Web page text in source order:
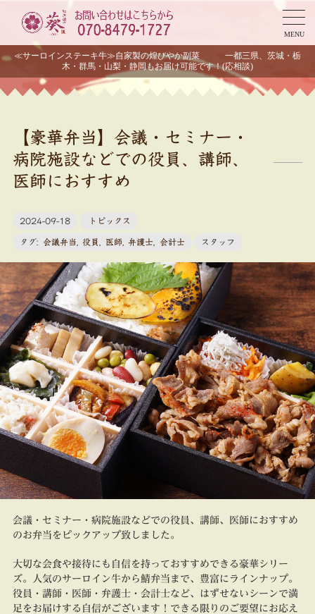
MENU
≪サーロインステーキ牛≫自家製の煌びやか副菜 一都三県、茨城・栃
木・群馬・山梨・静岡もお届け可能です！(応相談)
【豪華弁当】会議・セミナー・
病院施設などでの役員、講師、
医師におすすめ
2024-09-18 トピックス
タグ: 会議弁当 役員 医師 弁護士 会計士 スタッフ
会議・セミナー・病院施設などでの役員、講師、医師におすすめ
のお弁当をピックアップ致しました。
大切な会食や接待にも自信を持っておすすめできる豪華シリー
ズ。人気のサーロイン牛から鯖弁当まで、豊富にラインナップ。
役員・講師・医師・弁護士・会計士など、はずせないシーンで満
足をお届けする自信がございます！できる限りのご要望にお応え